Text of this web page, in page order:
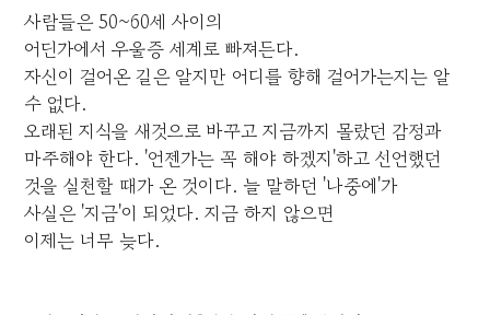
사람들은 50~60세 사이의
어딘가에서 우울증 세계로 빠져든다.
자신이 걸어온 길은 알지만 어디를 향해 걸어가는지는 알
수 없다.
오래된 지식을 새것으로 바꾸고 지금까지 몰랐던 감정과
마주해야 한다. '언젠가는 꼭 해야 하겠지'하고 선언했던
것을 실천할 때가 온 것이다. 늘 말하던 '나중에'가
사실은 '지금'이 되었다. 지금 하지 않으면
이제는 너무 늦다.